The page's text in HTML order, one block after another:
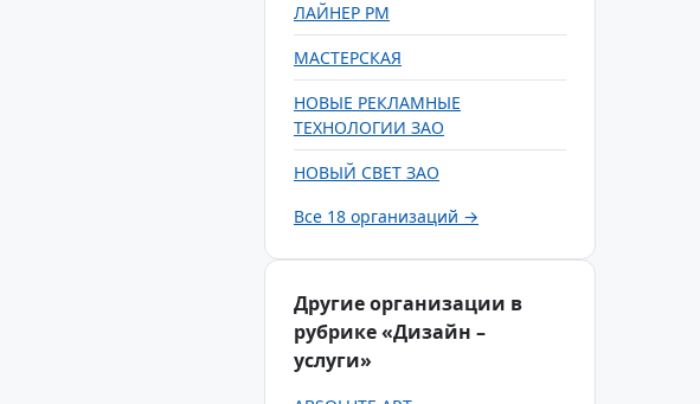
ЛАЙНЕР РМ
МАСТЕРСКАЯ
НОВЫЕ РЕКЛАМНЫЕ
ТЕХНОЛОГИИ ЗАО
НОВЫЙ СВЕТ ЗАО
Все 18 организаций →
Другие организации в
рубрике «Дизайн –
услуги»